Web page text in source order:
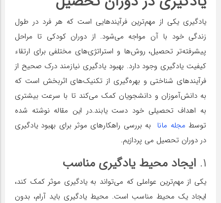
یادگیری یکی از مهم‌ترین فرآیندهایی است که هر فرد در طول
زندگی خود با آن مواجه می‌شود. از دوران کودکی تا مراحل
پیشرفته‌تر تحصیل، روش‌ها و استراتژی‌های مختلفی برای ارتقاء
کیفیت یادگیری وجود دارد. بهبود یادگیری نیازمند درک صحیح از
فرآیندهای شناختی و بهره‌گیری از تکنیک‌های اثربخش است که
به دانش‌آموزان و دانشجویان کمک می‌کند تا با سرعت بیشتری
به اهداف تحصیلی خود دست یابند.در این مقاله نوشته شده
توسط مجله مانا به بررسی راهکارهای موثر برای بهبود یادگیری
در دوران تحصیل می پردازیم.
۱. ایجاد محیط یادگیری مناسب
یکی از مهم‌ترین عواملی که می‌تواند به یادگیری موثر کمک کند،
ایجاد یک محیط مناسب است. محیط یادگیری باید آرام، بدون